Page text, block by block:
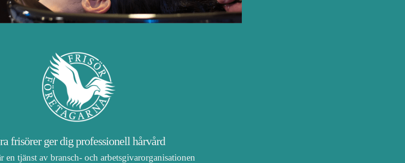
frisörer ger dig professionell hårvård
en tjänst av bransch- och arbetsgivarorganisationen